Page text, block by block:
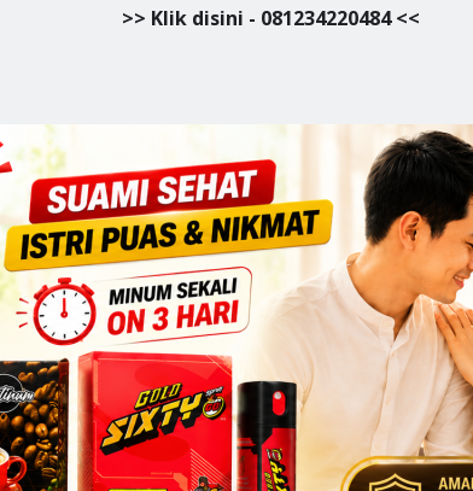
>> Klik disini - 081234220484 <<